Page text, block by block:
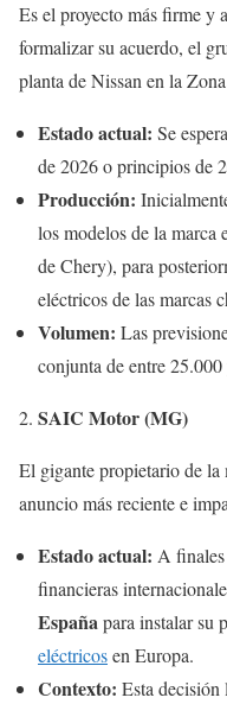
Es el proyecto más firme y
formalizar su acuerdo, el
planta de Nissan en la
Estado actual: Se
de 2026 o principios de
Producción:
los modelos de la marca
de Chery), para
eléctricos de las marcas
Volumen: Las
conjunta de entre
SAIC Motor (MG)
El gigante propietario de
anuncio más reciente e
Estado actual: A finales
financieras
Españapara instalar su
eléctricosen Europa.
Contexto: Esta decisión